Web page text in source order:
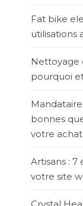
Fat bike
utilisations
Nettoyage
pourquoi
bonnes
votre achat
Artisans :
votre site
Crystal